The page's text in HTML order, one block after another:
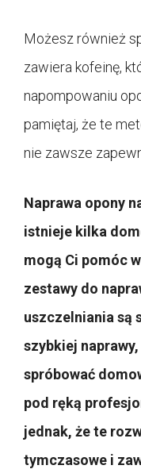
Możesz również
zawiera kofeinę,
napompowaniu
pamiętaj, że te
nie zawsze
Naprawa opony
istnieje kilka
mogą Ci pomóc
zestawy do
uszczelniania są
szybkiej
spróbować
pod ręką
jednak, że te
tymczasowe i